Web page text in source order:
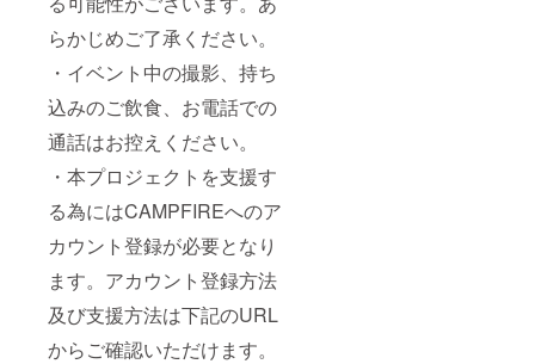
らかじめご了承ください。
・イベント中の撮影、持ち
込みのご飲食、お電話での
通話はお控えください。
・本プロジェクトを支援す
る為にはCAMPFIREへのア
カウント登録が必要となり
ます。アカウント登録方法
及び支援方法は下記のURL
からご確認いただけます。